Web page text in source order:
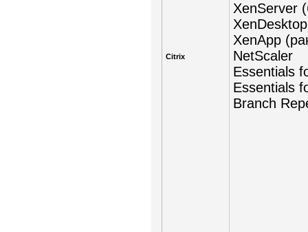
Citrix
XenServer
XenDesktop
XenApp
NetScaler
Essentials
Essentials
Branch